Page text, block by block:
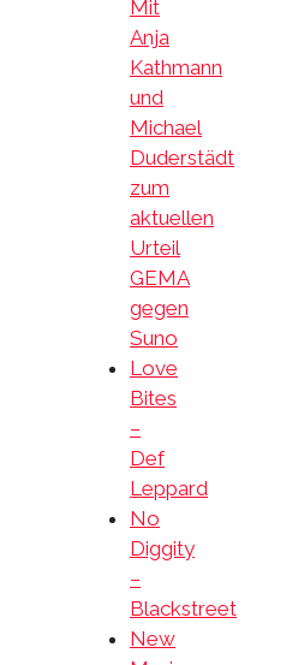
Mit
Anja
Kathmann
und
Michael
Duderstädt
zum
aktuellen
Urteil
GEMA
gegen
Suno
Love
Bites
–
Def
Leppard
No
Diggity
–
Blackstreet
New